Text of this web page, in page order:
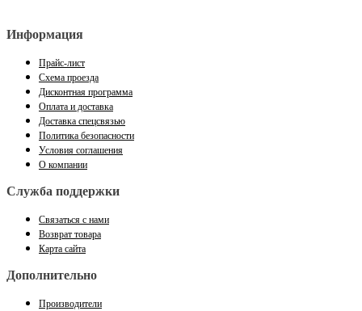
Информация
Прайс-лист
Схема проезда
Дисконтная программа
Оплата и доставка
Доставка спецсвязью
Политика безопасности
Условия соглашения
О компании
Служба поддержки
Связаться с нами
Возврат товара
Карта сайта
Дополнительно
Производители